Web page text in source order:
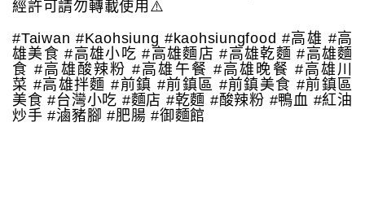
經許可請勿轉載使用⚠️
#Taiwan #Kaohsiung #kaohsiungfood #高雄 #高
雄美食 #高雄小吃 #高雄麵店 #高雄乾麵 #高雄麵
食 #高雄酸辣粉 #高雄午餐 #高雄晚餐 #高雄川
菜 #高雄拌麵 #前鎮 #前鎮區 #前鎮美食 #前鎮區
美食 #台灣小吃 #麵店 #乾麵 #酸辣粉 #鴨血 #紅油
炒手 #滷豬腳 #肥腸 #御麵館